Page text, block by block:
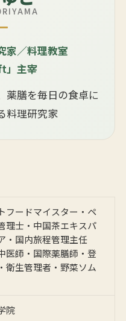
家／料理教室
」主宰
薬膳を毎日の食卓に
料理研究家
フードマイスター・ペ
理士・中国茶エキスパ
・国内旅程管理主任
医師・国際薬膳師・登
衛生管理者・野菜ソム
院